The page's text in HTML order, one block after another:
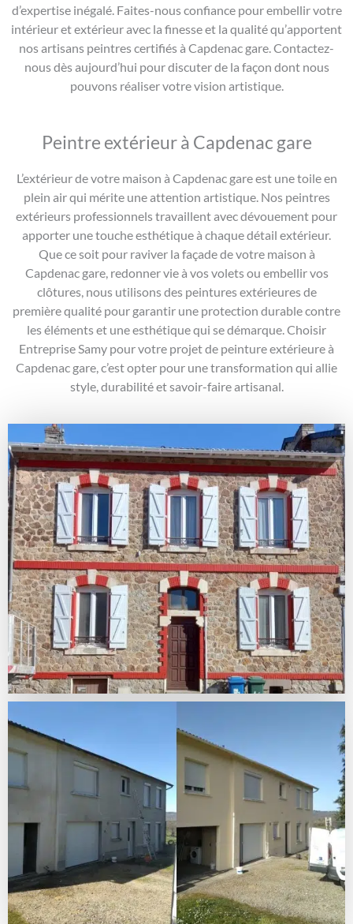
d’expertise inégalé. Faites-nous confiance pour embellir votre
intérieur et extérieur avec la finesse et la qualité qu’apportent
nos artisans peintres certifiés à Capdenac gare. Contactez-
nous dès aujourd’hui pour discuter de la façon dont nous
pouvons réaliser votre vision artistique.
Peintre extérieur à Capdenac gare
L’extérieur de votre maison à Capdenac gare est une toile en
plein air qui mérite une attention artistique. Nos peintres
extérieurs professionnels travaillent avec dévouement pour
apporter une touche esthétique à chaque détail extérieur.
Que ce soit pour raviver la façade de votre maison à
Capdenac gare, redonner vie à vos volets ou embellir vos
clôtures, nous utilisons des peintures extérieures de
première qualité pour garantir une protection durable contre
les éléments et une esthétique qui se démarque. Choisir
Entreprise Samy pour votre projet de peinture extérieure à
Capdenac gare, c’est opter pour une transformation qui allie
style, durabilité et savoir-faire artisanal.